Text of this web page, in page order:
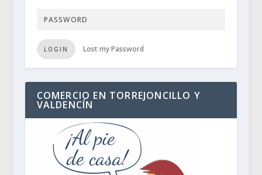
LOGIN Lost my Password
COMERCIO EN TORREJONCILLO Y
VALDENCÍN